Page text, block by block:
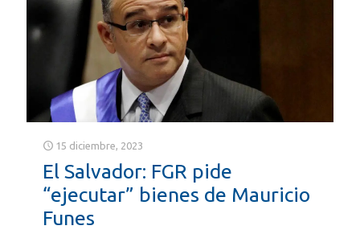
15 diciembre, 2023
El Salvador: FGR pide
“ejecutar” bienes de Mauricio
Funes